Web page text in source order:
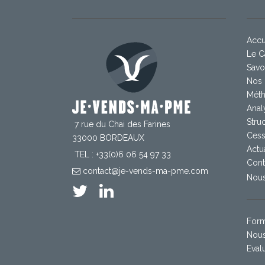
7 rue du Chai des Farines
33000 BORDEAUX
TEL : +33(0)6 06 54 97 33
contact@je-vends-ma-pme.com
Le
Nos